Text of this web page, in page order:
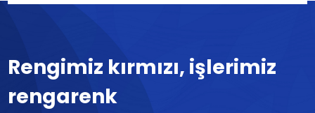
Rengimiz kırmızı, işlerimiz
rengarenk